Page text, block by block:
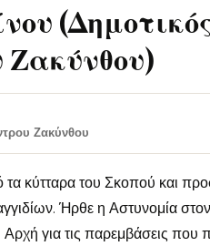
Ζακύνθου
κύτταρα του Σκοπού και
Ήρθε η Αστυνομία
για τις παρεμβάσεις που